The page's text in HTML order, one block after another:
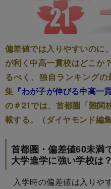
偏差値では入りやすいのに
が利く中高一貫校はどこか
るべく、独自ランキング
集 『わが子が伸びる中高一
の＃21では、首都圏「難関
載する。（ダイヤモンド編
首都圏・偏差値60未満
大学進学に強い学校は？
入学時の偏差値は入りや